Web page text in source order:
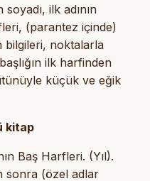
ilk adının
(parantez içinde)
bilgileri, noktalarla
ilk harfinden
küçük ve eğik
kitap
Baş Harfleri. (Yıl).
sonra (özel adlar